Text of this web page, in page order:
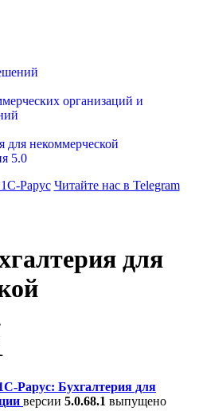
организаций и
для некоммерческой
5.0
Рарус Читайте нас в Telegram
для
Рарус: Бухгалтерия для
версии 5.0.68.1 выпущено